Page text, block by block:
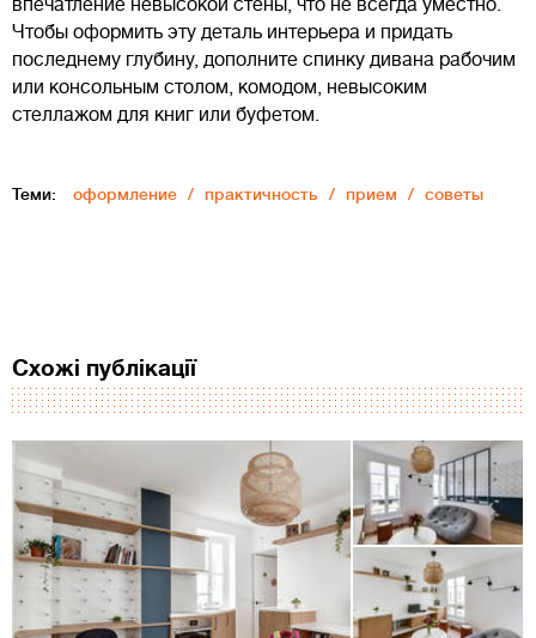
впечатление невысокой стены, что не всегда уместно.
Чтобы оформить эту деталь интерьера и придать
последнему глубину, дополните спинку дивана рабочим
или консольным столом, комодом, невысоким
стеллажом для книг или буфетом.
Теми: оформление практичность прием советы
Схожі публікації